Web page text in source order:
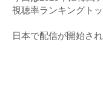
視聴率ランキングト
日本で配信が開始さ